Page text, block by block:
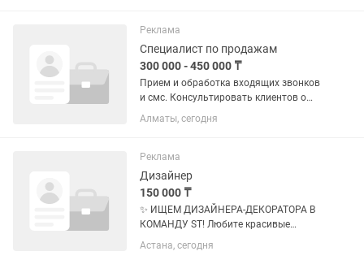
стрессоустойчивой...
Реклама
Специалист по продажам
300 000 - 450 000 ₸
Прием и обработка входящих звонков
и смс. Консультировать клиентов о
продукциях компании. Работа только с
входящими лидами. Без холодных
занимается : стирка...
Алматы, сегодня
Реклама
Дизайнер
150 000 ₸
✨ ИЩЕМ ДИЗАЙНЕРА-ДЕКОРАТОРА В
КОМАНДУ ST! Любите красивые
интерьеры, ткани и хотите освоить
востребованную профессию? Тогда,
Астана, сегодня